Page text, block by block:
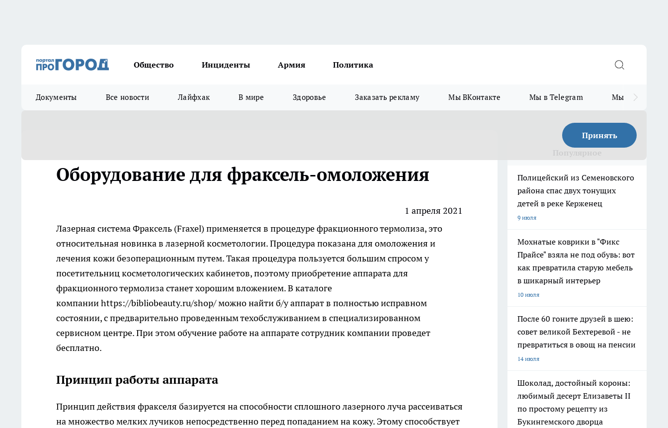
Общество Инциденты Армия Политика
Документы Все новости Лайфхак В мире Здоровье Заказать рекламу Мы ВКонтакте Мы в Telegram Мы в MAX
Принять
Оборудование для фраксель-омоложения
1 апреля 2021
Лазерная система Фраксель (Fraxel) применяется в процедуре фракционного термолиза, это
относительная новинка в лазерной косметологии. Процедура показана для омоложения и
лечения кожи безоперационным путем. Такая процедура пользуется большим спросом у
посетительниц косметологических кабинетов, поэтому приобретение аппарата для
фракционного термолиза станет хорошим вложением. В каталоге
компанииhttps://bibliobeauty.ru/shop/можно найти б/у аппарат в полностью исправном
состоянии, с предварительно проведенным техобслуживанием в специализированном
сервисном центре. При этом обучение работе на аппарате сотрудник компании проведет
бесплатно.
Принцип работы аппарата
Принцип действия фракселя базируется на способности сплошного лазерного луча рассеиваться
на множество мелких лучиков непосредственно перед попаданием на кожу. Этому способствует
Полицейский из Семеновского
района спас двух тонущих
детей в реке Керженец
9 июля
Мохнатые коврики в "Фикс
Прайсе" взяла не под обувь: вот
как превратила старую мебель
в шикарный интерьер
10 июля
После 60 гоните друзей в шею:
совет великой Бехтеревой - не
превратиться в овощ на пенсии
14 июля
Шоколад, достойный короны:
любимый десерт Елизаветы II
по простому рецепту из
Букингемского дворца